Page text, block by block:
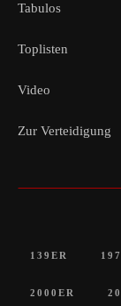
Tabulos
Toplisten
Video
Zur Verteidigung
139ER
2000ER